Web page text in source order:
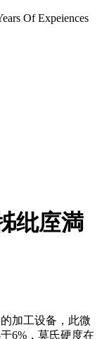
Of Expeiences
纰庢満
加工设备，此微
6%，莫氏硬度在